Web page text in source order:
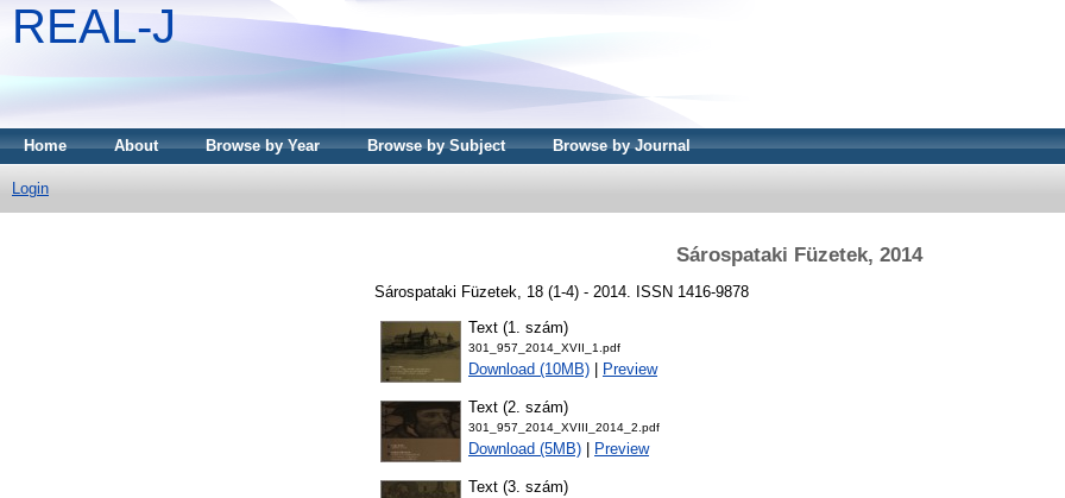
REAL-J
Home About Browse by Year Browse by Subject Browse by Journal
Login
Sárospataki Füzetek, 2014
Sárospataki Füzetek, 18 (1-4) - 2014. ISSN 1416-9878
Text (1. szám)
301_957_2014_XVII_1.pdf
Download (10MB) Preview
Text (2. szám)
301_957_2014_XVIII_2014_2.pdf
Download (5MB) Preview
Text (3. szám)